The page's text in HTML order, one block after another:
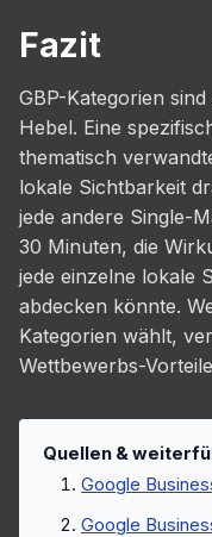
Fazit
GBP-Kategorien
Hebel. Eine
thematisch
lokale Sichtbarkeit
jede andere Single-
30 Minuten, die
jede einzelne lokale
abdecken könnte.
Kategorien wählt,
Wettbewerbs-
Quellen &
Google
Google